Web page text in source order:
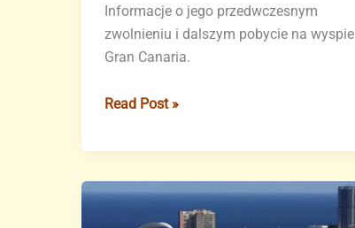
Informacje o jego przedwczesnym
zwolnieniu i dalszym pobycie na wyspie
Gran Canaria.
Skandaliczny
sędzia
wyszedł
przedwcześnie
Read Post »